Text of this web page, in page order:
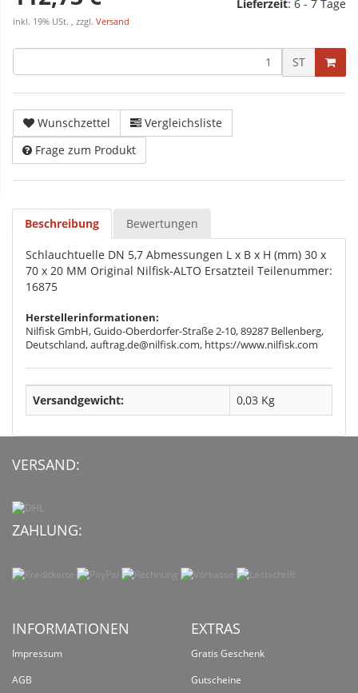
inkl. 19% USt. , zzgl. Versand
Lieferzeit: 6 - 7 Tage
ST
Wunschzettel
Vergleichsliste
Frage zum Produkt
Beschreibung Bewertungen
Schlauchtuelle DN 5,7 Abmessungen L x B x H (mm) 30 x
70 x 20 MM Original Nilfisk-ALTO Ersatzteil Teilenummer:
16875
Herstellerinformationen:
Nilfisk GmbH, Guido-Oberdorfer-Straße 2-10, 89287 Bellenberg,
Deutschland, auftrag.de@nilfisk.com, https://www.nilfisk.com
Versandgewicht: 0,03 Kg
VERSAND:
ZAHLUNG:
INFORMATIONEN
Impressum
AGB
EXTRAS
Gratis Geschenk
Gutscheine